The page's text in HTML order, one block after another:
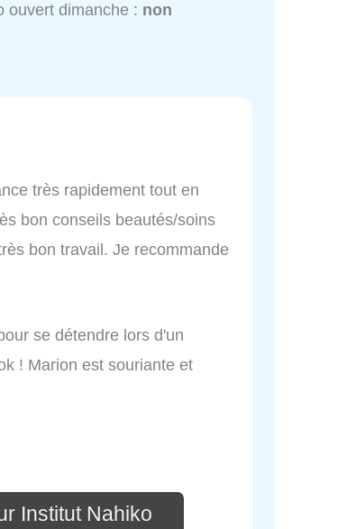
ouvert dimanche : non
très rapidement tout en
bon conseils beautés/soins
bon travail. Je recommande
se détendre lors d'un
! Marion est souriante et
Institut Nahiko